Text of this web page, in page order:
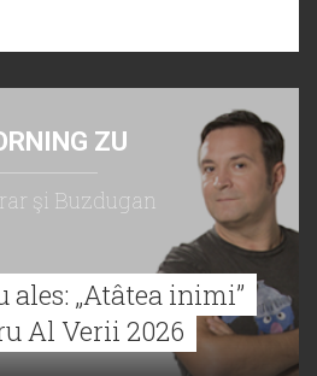
ZU
şi Buzdugan
„Atâtea inimi”
Al Verii 2026